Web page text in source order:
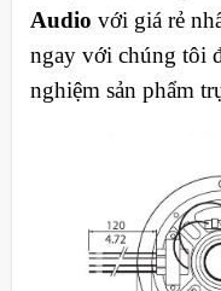
Audio với giá rẻ
ngay với chúng tôi
nghiệm sản phẩm